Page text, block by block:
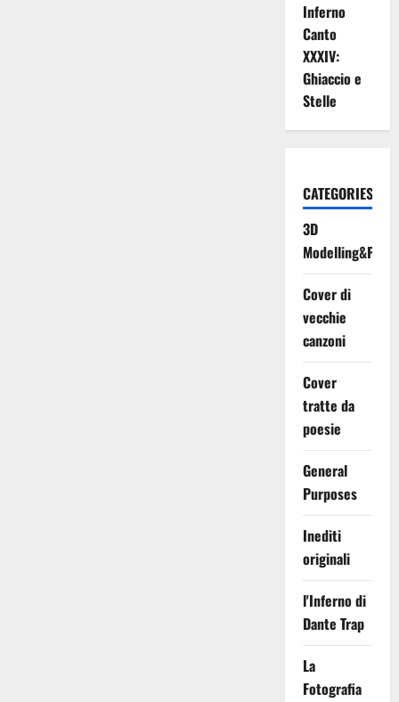
Inferno
Canto
XXXIV:
Ghiaccio e
Stelle
CATEGORIES
3D
Cover di
vecchie
canzoni
Cover
tratte da
poesie
General
Purposes
Inediti
originali
l'Inferno di
Dante Trap
La
Fotografia